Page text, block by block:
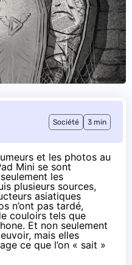
Société 3 min
et les photos au
Mini se sont
les
plusieurs sources,
asiatiques
n’ont pas tardé,
couloirs tels que
Et non seulement
mais elles
ce que l’on « sait »